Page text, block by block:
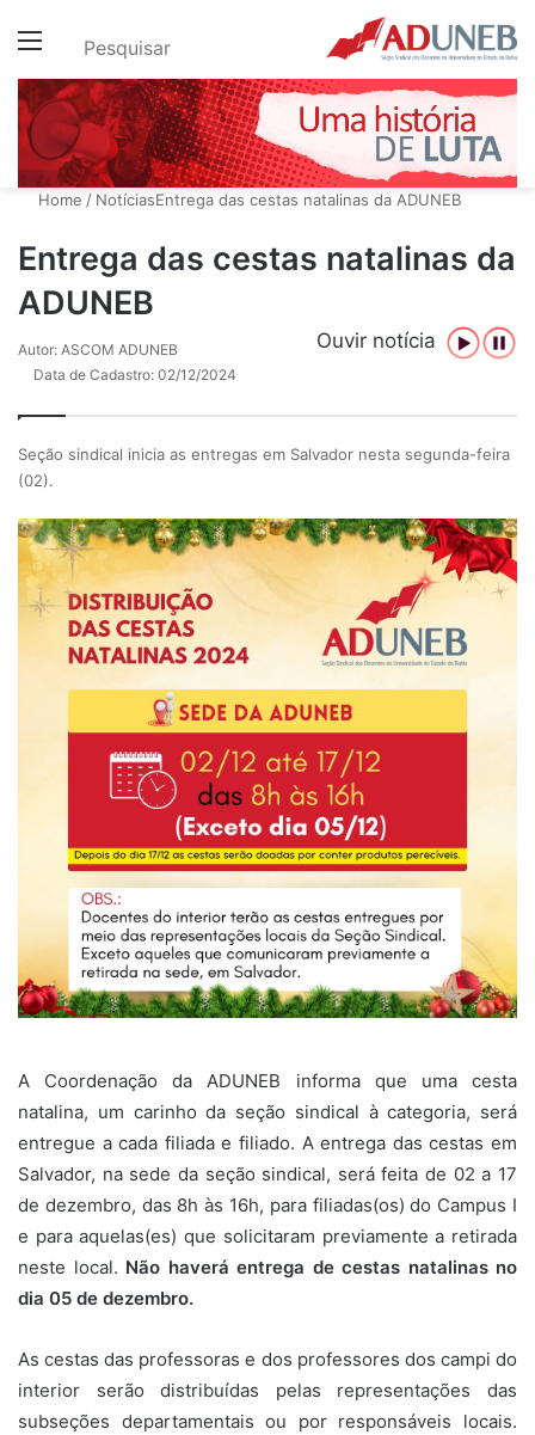
Menu Pesquisar
Home / NotíciasEntrega das cestas natalinas da ADUNEB
Entrega das cestas natalinas da
ADUNEB
Ouvir notícia
Autor: ASCOM ADUNEB
Data de Cadastro: 02/12/2024
Seção sindical inicia as entregas em Salvador nesta segunda-feira
(02).
A Coordenação da ADUNEB informa que uma cesta
natalina, um carinho da seção sindical à categoria, será
entregue a cada filiada e filiado. A entrega das cestas em
Salvador, na sede da seção sindical, será feita de 02 a 17
de dezembro, das 8h às 16h, para filiadas(os) do Campus I
e para aquelas(es) que solicitaram previamente a retirada
neste local. Não haverá entrega de cestas natalinas no
dia 05 de dezembro.
As cestas das professoras e dos professores dos campi do
interior serão distribuídas pelas representações das
subseções departamentais ou por responsáveis locais.